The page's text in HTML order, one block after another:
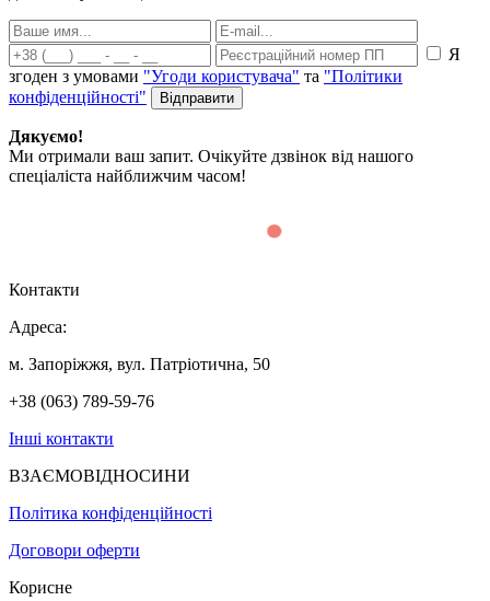
Я
згоден з умовами "Угоди користувача" та "Політики
конфіденційності"
Дякуємо!
Ми отримали ваш запит. Очікуйте дзвінок від нашого
спеціаліста найближчим часом!
Контакти
Адреса:
м. Запоріжжя, вул. Патріотична, 50
+38 (063) 789-59-76
Інші контакти
ВЗАЄМОВІДНОСИНИ
Політика конфіденційності
Договори оферти
Корисне